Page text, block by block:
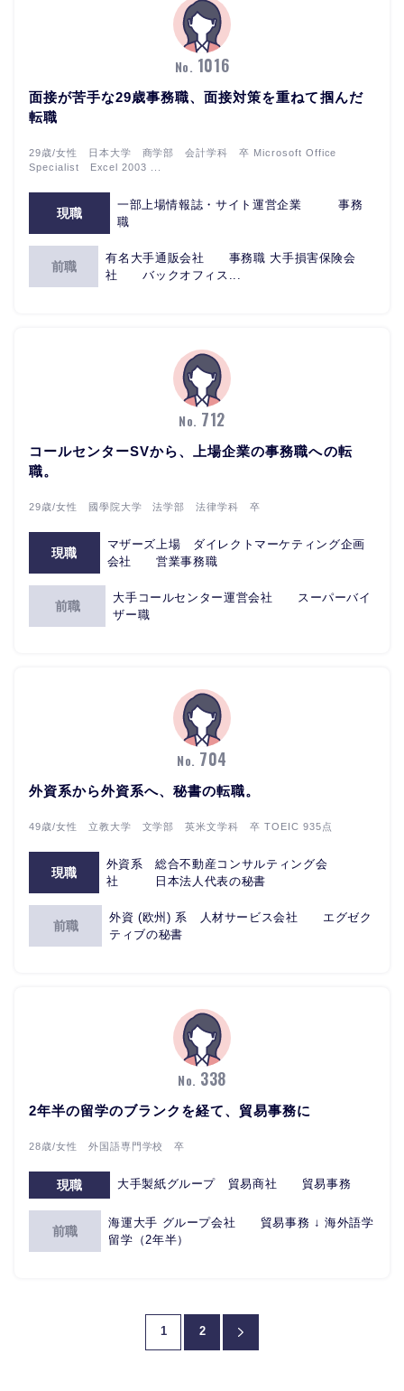
No. 1016
面接が苦手な29歳事務職、面接対策を重ねて掴んだ
転職
29歳/女性 日本大学 商学部 会計学科 卒 Microsoft Office
Specialist Excel 2003 ...
現職
一部上場情報誌・サイト運営企業 事務
職
前職
有名大手通販会社 事務職 大手損害保険会
社 バックオフィス...
No. 712
コールセンターSVから、上場企業の事務職への転
職。
29歳/女性 國學院大学 法学部 法律学科 卒
現職
マザーズ上場 ダイレクトマーケティング企画
会社 営業事務職
前職
大手コールセンター運営会社 スーパーバイ
ザー職
No. 704
外資系から外資系へ、秘書の転職。
49歳/女性 立教大学 文学部 英米文学科 卒 TOEIC 935点
現職
外資系 総合不動産コンサルティング会
社 日本法人代表の秘書
前職
外資 (欧州) 系 人材サービス会社 エグゼク
ティブの秘書
No. 338
2年半の留学のブランクを経て、貿易事務に
28歳/女性 外国語専門学校 卒
現職 大手製紙グループ 貿易商社 貿易事務
前職
海運大手 グループ会社 貿易事務 ↓ 海外語学
留学（2年半）
1 2